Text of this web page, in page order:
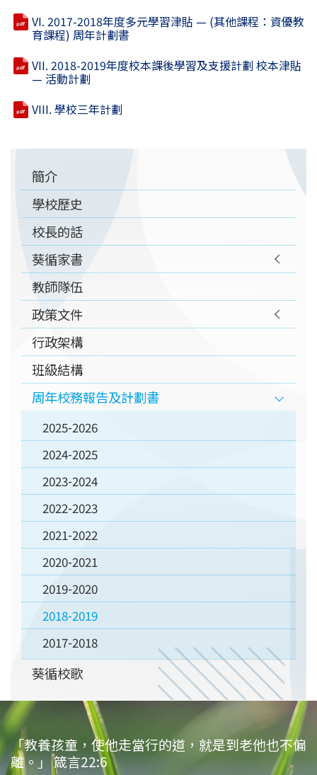
VI. 2017-2018年度多元學習津貼 — (其他課程：資優教
育課程) 周年計劃書
VII. 2018-2019年度校本課後學習及支援計劃 校本津貼
— 活動計劃
VIII. 學校三年計劃
navigation
簡介
學校歷史
校長的話
葵循家書
教師隊伍
政策文件
行政架構
班級結構
周年校務報告及計劃書
2025-2026
2024-2025
2023-2024
2022-2023
2021-2022
2020-2021
2019-2020
2018-2019
2017-2018
葵循校歌
「教養孩童，使他走當行的道，就是到老他也不偏
離。」 箴言22:6